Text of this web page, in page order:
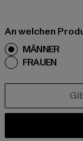
An welchen
MÄNNER
FRAUEN